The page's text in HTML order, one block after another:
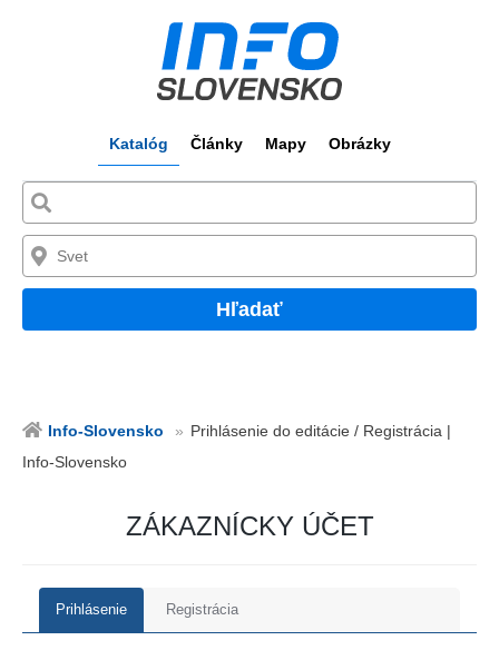
Katalóg Články Mapy Obrázky
Hľadať
Info-Slovensko
Prihlásenie do editácie / Registrácia |
Info-Slovensko
ZÁKAZNÍCKY ÚČET
Prihlásenie Registrácia